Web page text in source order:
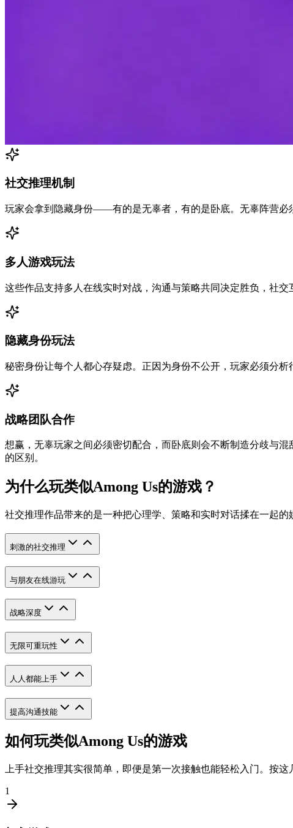
社交推理机制
玩家会拿到隐藏身份——有的是无辜者，有的是卧底。无辜阵营必
多人游戏玩法
这些作品支持多人在线实时对战，沟通与策略共同决定胜负，社
隐藏身份玩法
秘密身份让每个人都心存疑虑。正因为身份不公开，玩家必须分
战略团队合作
想赢，无辜玩家之间必须密切配合，而卧底则会不断制造分歧与
的区别。
为什么玩类似Among Us的游戏？
社交推理作品带来的是一种把心理学、策略和实时对话揉在一起
刺激的社交推理
与朋友在线游玩
战略深度
无限可重玩性
人人都能上手
提高沟通技能
如何玩类似Among Us的游戏
上手社交推理其实很简单，即便是第一次接触也能轻松入门。按
1